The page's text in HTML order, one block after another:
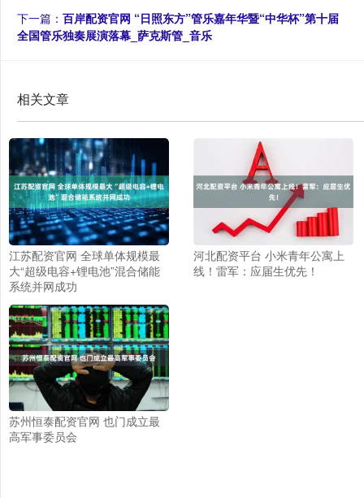
下一篇： 百岸配资官网 “日照东方”管乐嘉年华暨“中华杯”第十届
全国管乐独奏展演落幕_萨克斯管_音乐
相关文章
江苏配资官网 全球单体规模最
大“超级电容+锂电池”混合储能
系统并网成功
河北配资平台 小米青年公寓上
线！雷军：应届生优先！
苏州恒泰配资官网 也门成立最
高军事委员会